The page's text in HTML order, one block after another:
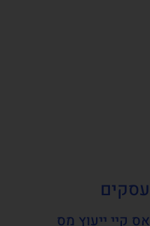
עסקים
אס קיי ייעוץ מס